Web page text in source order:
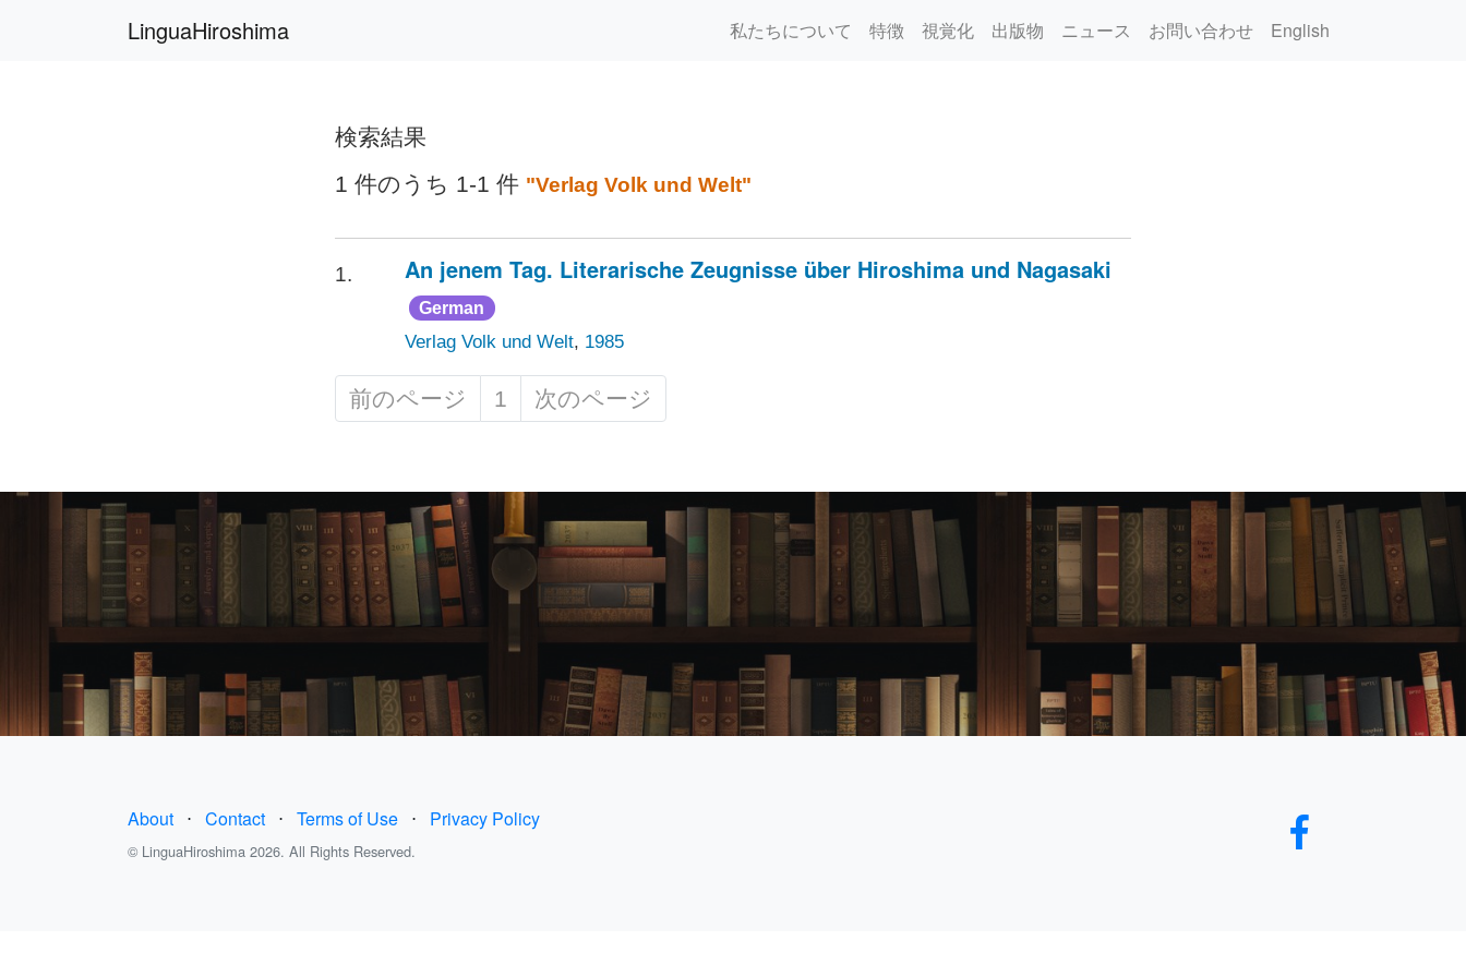
LinguaHiroshima 私たちについて 特徴 視覚化 出版物 ニュース お問い合わせ English
検索結果
1 件のうち 1-1 件 "Verlag Volk und Welt"
1. An jenem Tag. Literarische Zeugnisse über Hiroshima und Nagasaki
German
Verlag Volk und Welt, 1985
前のページ 1 次のページ
About ⋅ Contact ⋅ Terms of Use ⋅ Privacy Policy
© LinguaHiroshima 2026. All Rights Reserved.